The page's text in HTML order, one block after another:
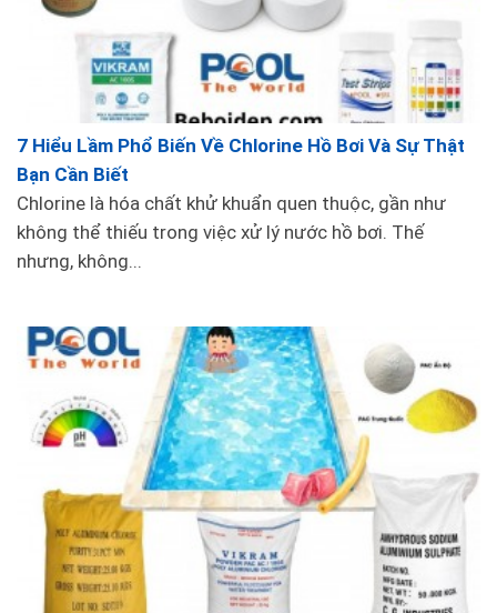
7 Hiểu Lầm Phổ Biến Về Chlorine Hồ Bơi Và Sự Thật
Bạn Cần Biết
Chlorine là hóa chất khử khuẩn quen thuộc, gần như
không thể thiếu trong việc xử lý nước hồ bơi. Thế
nhưng, không...